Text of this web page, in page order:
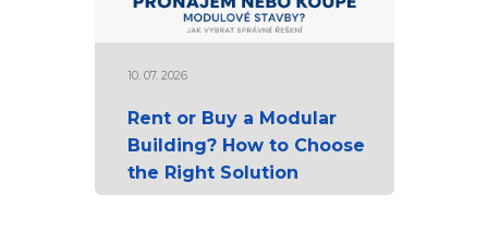
10. 07. 2026
Rent or Buy a Modular
Building? How to Choose
the Right Solution